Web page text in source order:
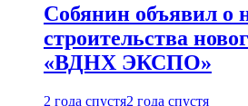
Собянин объявил о
строительства
«ВДНХ ЭКСПО»
2 года спустя2 года спустя